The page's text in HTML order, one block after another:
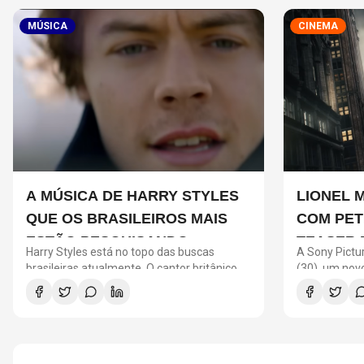
MÚSICA
A MÚSICA DE HARRY STYLES
QUE OS BRASILEIROS MAIS
ESTÃO PESQUISANDO
Harry Styles está no topo das buscas
brasileiras atualmente. O cantor britânico
desembarcou em São Paulo no início da
semana para cumprir uma agenda de
CINEMA
LIONEL
COM
TEASER
UM
A Sony
(30), um
Um Novo
Messi. O